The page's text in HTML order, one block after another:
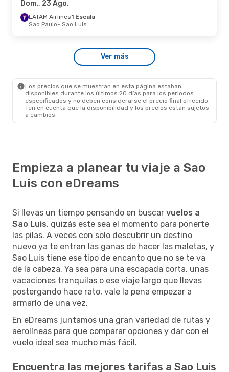
Belo Horizonte
Azul Linhas Aereas Brasileiras
Sao Luis- Belo Horizonte
- Sáb., 17 Oct.
Directo
- Sao Luis
Dom., 23 Ago.
LATAM Airlines1 Escala
Sao Paulo- Sao Luis
Ver más
Los precios que se muestran en esta página estaban
disponibles durante los últimos 20 días para los periodos
especificados y no deben considerarse el precio final ofrecido.
Ten en cuenta que la disponibilidad y los precios están sujetos
a cambios.
Empieza a planear tu viaje a Sao
Luis con eDreams
Si llevas un tiempo pensando en buscar vuelos a
Sao Luis, quizás este sea el momento para ponerte
las pilas. A veces con solo descubrir un destino
nuevo ya te entran las ganas de hacer las maletas, y
Sao Luis tiene ese tipo de encanto que no se te va
de la cabeza. Ya sea para una escapada corta, unas
vacaciones tranquilas o ese viaje largo que llevas
postergando hace rato, vale la pena empezar a
armarlo de una vez.
En eDreams juntamos una gran variedad de rutas y
aerolíneas para que comparar opciones y dar con el
vuelo ideal sea mucho más fácil.
Encuentra las mejores tarifas a Sao Luis